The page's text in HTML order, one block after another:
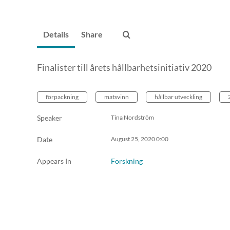
Details Share
Finalister till årets hållbarhetsinitiativ 2020
förpackning matsvinn hållbar utveckling
Speaker Tina Nordström
Date August 25, 20200:00
Appears In Forskning